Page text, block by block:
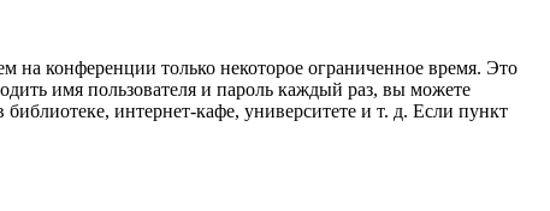
на конференции только некоторое ограниченное время. Это
имя пользователя и пароль каждый раз, вы можете
интернет-кафе, университете и т. д. Если пункт